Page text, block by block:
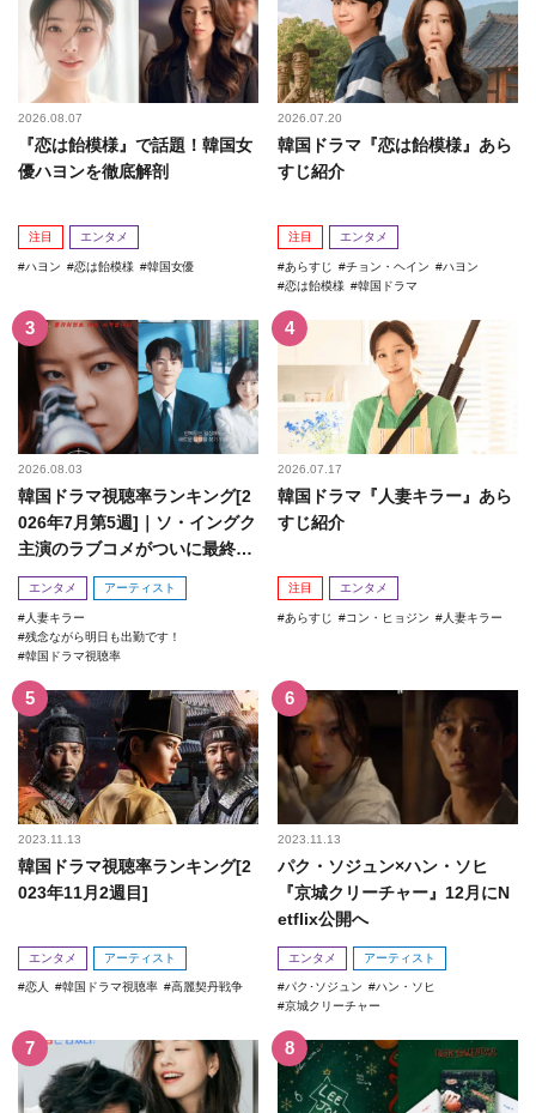
2026.08.07
『恋は飴模様』で話題！韓国女
優ハヨンを徹底解剖
注目 エンタメ
ハヨン 恋は飴模様 韓国女優
2026.07.20
韓国ドラマ『恋は飴模様』あら
すじ紹介
注目 エンタメ
あらすじ チョン・ヘイン
ハヨン
恋は飴模様
韓国ドラマ
2026.08.03
韓国ドラマ視聴率ランキング[2
026年7月第5週]｜ソ・イングク
主演のラブコメがついに最終
回！
エンタメ アーティスト
人妻キラー
残念ながら明日も出勤です！
韓国ドラマ視聴率
2026.07.17
韓国ドラマ『人妻キラー』あら
すじ紹介
注目 エンタメ
あらすじ コン・ヒョジン 人妻キラー
2023.11.13
韓国ドラマ視聴率ランキング[2
023年11月2週目]
エンタメ アーティスト
恋人 韓国ドラマ視聴率 高麗契丹戦争
2023.11.13
パク・ソジュン×ハン・ソヒ
『京城クリーチャー』12月にN
etflix公開へ
エンタメ アーティスト
パク･ソジュン
ハン・ソヒ
京城クリーチャー